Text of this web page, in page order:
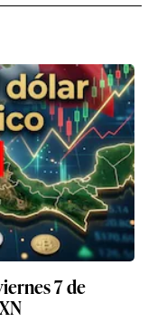
7 de